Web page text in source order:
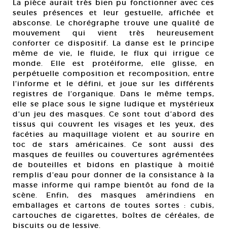
La pièce aurait très bien pu fonctionner avec ces
seules présences et leur gestuelle, affichée et
absconse. Le chorégraphe trouve une qualité de
mouvement qui vient très heureusement
conforter ce dispositif. La danse est le principe
même de vie, le fluide, le flux qui irrigue ce
monde. Elle est protéiforme, elle glisse, en
perpétuelle composition et recomposition, entre
l’informe et le défini, et joue sur les différents
registres de l’organique. Dans le même temps,
elle se place sous le signe ludique et mystérieux
d’un jeu des masques. Ce sont tout d’abord des
tissus qui couvrent les visages et les yeux, des
facéties au maquillage violent et au sourire en
toc de stars américaines. Ce sont aussi des
masques de feuilles ou couvertures agrémentées
de bouteilles et bidons en plastique à moitié
remplis d’eau pour donner de la consistance à la
masse informe qui rampe bientôt au fond de la
scène. Enfin, des masques amérindiens en
emballages et cartons de toutes sortes : cubis,
cartouches de cigarettes, boîtes de céréales, de
biscuits ou de lessive.